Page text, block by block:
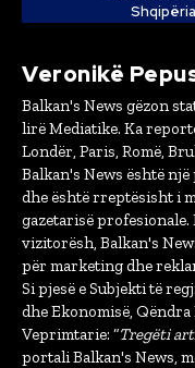
Veronikë
Balkan's News gëzon
lirë Mediatike. Ka
Londër, Paris, Romë,
Balkan's News është
dhe është rreptësisht i
gazetarisë
vizitorësh, Balkan's
për marketing dhe
Si pjesë e Subjekti të
dhe Ekonomisë,
Veprimtarie: “Tregëti
portali Balkan's News,